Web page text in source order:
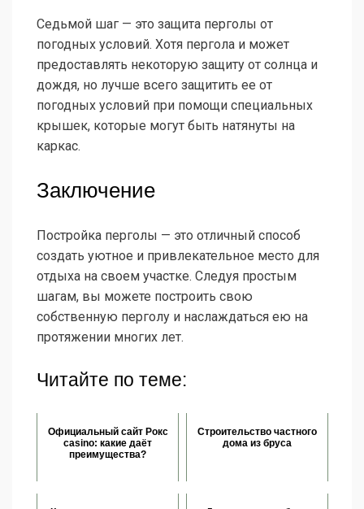
Седьмой шаг — это защита перголы от
погодных условий. Хотя пергола и может
предоставлять некоторую защиту от солнца и
дождя, но лучше всего защитить ее от
погодных условий при помощи специальных
крышек, которые могут быть натянуты на
каркас.
Заключение
Постройка перголы — это отличный способ
создать уютное и привлекательное место для
отдыха на своем участке. Следуя простым
шагам, вы можете построить свою
собственную перголу и наслаждаться ею на
протяжении многих лет.
Читайте по теме:
Официальный сайт Рокс
casino: какие даёт
преимущества?
Строительство частного
дома из бруса